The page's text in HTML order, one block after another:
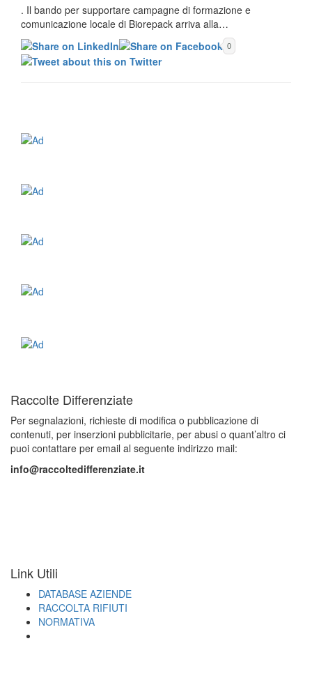
. Il bando per supportare campagne di formazione e
comunicazione locale di Biorepack arriva alla…
0
Raccolte Differenziate
Per segnalazioni, richieste di modifica o pubblicazione di
contenuti, per inserzioni pubblicitarie, per abusi o quant’altro ci
puoi contattare per email al seguente indirizzo mail:
info@raccoltedifferenziate.it
Link Utili
DATABASE AZIENDE
RACCOLTA RIFIUTI
NORMATIVA